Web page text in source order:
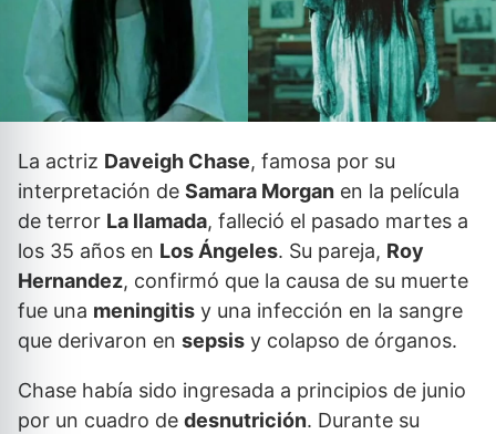
La actriz Daveigh Chase, famosa por su
interpretación de Samara Morgan en la película
de terror La llamada, falleció el pasado martes a
los 35 años en Los Ángeles. Su pareja, Roy
Hernandez, confirmó que la causa de su muerte
fue una meningitis y una infección en la sangre
que derivaron en sepsis y colapso de órganos.
Chase había sido ingresada a principios de junio
por un cuadro de desnutrición. Durante su